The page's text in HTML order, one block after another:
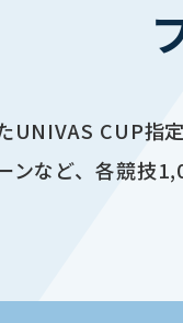
UNIVAS CUP指
ンなど、各競技